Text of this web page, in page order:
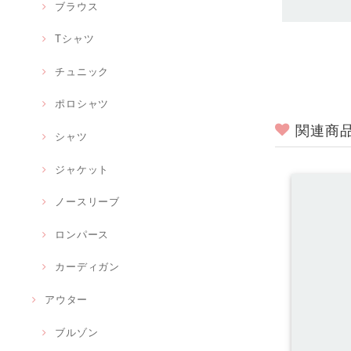
ブラウス
Tシャツ
チュニック
ポロシャツ
シャツ
ジャケット
ノースリーブ
ロンパース
カーディガン
アウター
ブルゾン
関連商